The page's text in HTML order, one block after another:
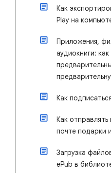
Как
Play на
Приложения,
аудиокниги:
Как
Как
почте подарки
Загрузка
ePub в